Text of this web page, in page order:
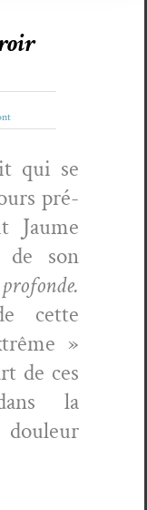
qui se
pré­
Jaume
de son
.
cette
»
de ces
la